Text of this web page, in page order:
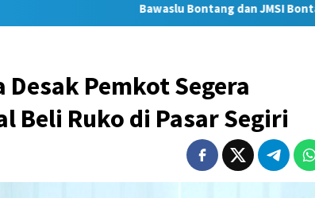
Bawaslu Bontang dan JMSI Bontang
Desak Pemkot Segera
Beli Ruko di Pasar Segiri